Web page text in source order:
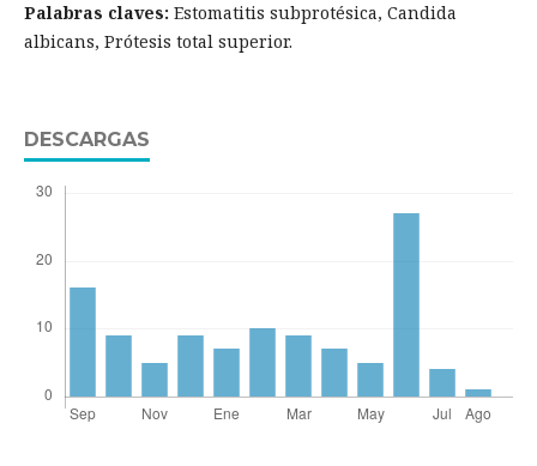
Palabras claves: Estomatitis subprotésica, Candida
albicans, Prótesis total superior.
DESCARGAS